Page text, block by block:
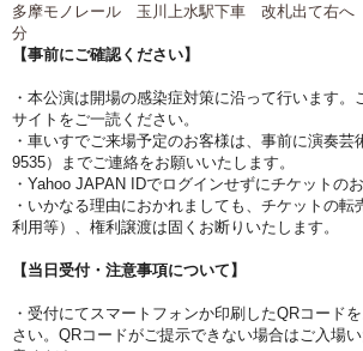
多摩モノレール 玉川上水駅下車 改札出て右へ
分
【事前にご確認ください】
・本公演は開場の感染症対策に沿って行います。
サイトをご一読ください。
・車いすでご来場予定のお客様は、事前に演奏芸
9535）までご連絡をお願いいたします。
・Yahoo JAPAN IDでログインせずにチケットの
・いかなる理由におかれましても、チケットの転
利用等）、権利譲渡は固くお断りいたします。
【当日受付・注意事項について】
・受付にてスマートフォンか印刷したQRコード
さい。QRコードがご提示できない場合はご入場